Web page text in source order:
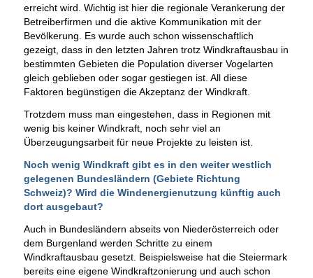
erreicht wird. Wichtig ist hier die regionale Verankerung der
Betreiberfirmen und die aktive Kommunikation mit der
Bevölkerung. Es wurde auch schon wissenschaftlich
gezeigt, dass in den letzten Jahren trotz Windkraftausbau in
bestimmten Gebieten die Population diverser Vogelarten
gleich geblieben oder sogar gestiegen ist. All diese
Faktoren begünstigen die Akzeptanz der Windkraft.
Trotzdem muss man eingestehen, dass in Regionen mit
wenig bis keiner Windkraft, noch sehr viel an
Überzeugungsarbeit für neue Projekte zu leisten ist.
Noch wenig Windkraft gibt es in den weiter westlich
gelegenen Bundesländern (Gebiete Richtung
Schweiz)? Wird die Windenergienutzung künftig auch
dort ausgebaut?
Auch in Bundesländern abseits von Niederösterreich oder
dem Burgenland werden Schritte zu einem
Windkraftausbau gesetzt. Beispielsweise hat die Steiermark
bereits eine eigene Windkraftzonierung und auch schon